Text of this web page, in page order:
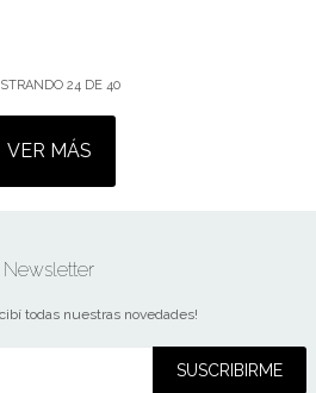
24DE 40
VER MÁS
Newsletter
todas nuestras novedades!
SUSCRIBIRME